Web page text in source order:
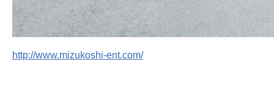
http://www.mizukoshi-ent.com/